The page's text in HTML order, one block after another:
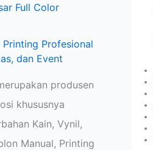
Full Color
Profesional
dan Event
produsen
khususnya
Kain, Vynil,
Manual, Printing